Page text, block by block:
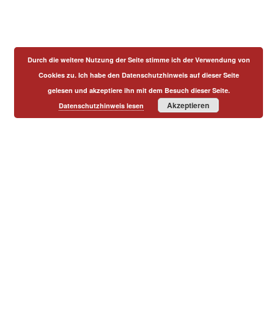
Durch die weitere Nutzung der Seite stimme ich der Verwendung von
Cookies zu. Ich habe den Datenschutzhinweis auf dieser Seite
gelesen und akzeptiere ihn mit dem Besuch dieser Seite.
Datenschutzhinweis lesen
Akzeptieren